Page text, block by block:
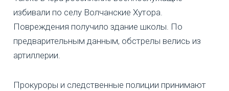
избивали по селу Волчанские Хутора.
Повреждения получило здание школы. По
предварительным данным, обстрелы велись из
артиллерии.
Прокуроры и следственные полиции принимают